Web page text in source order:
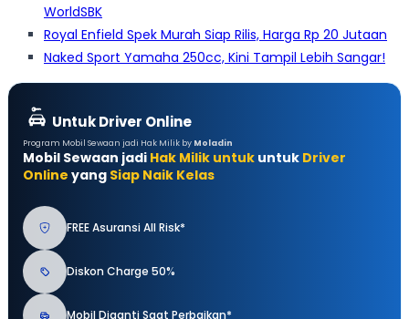
WorldSBK
Royal Enfield Spek Murah Siap Rilis, Harga Rp 20 Jutaan
Naked Sport Yamaha 250cc, Kini Tampil Lebih Sangar!
Untuk Driver Online
Program Mobil Sewaan jadi Hak Milik by Moladin
Mobil Sewaan jadi Hak Milik untuk untuk Driver
Online yang Siap Naik Kelas
FREE Asuransi All Risk*
Diskon Charge 50%
Mobil Diganti Saat Perbaikan*